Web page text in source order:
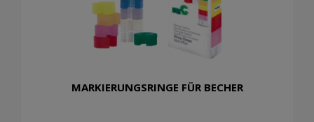
MARKIERUNGSRINGE FÜR BECHER